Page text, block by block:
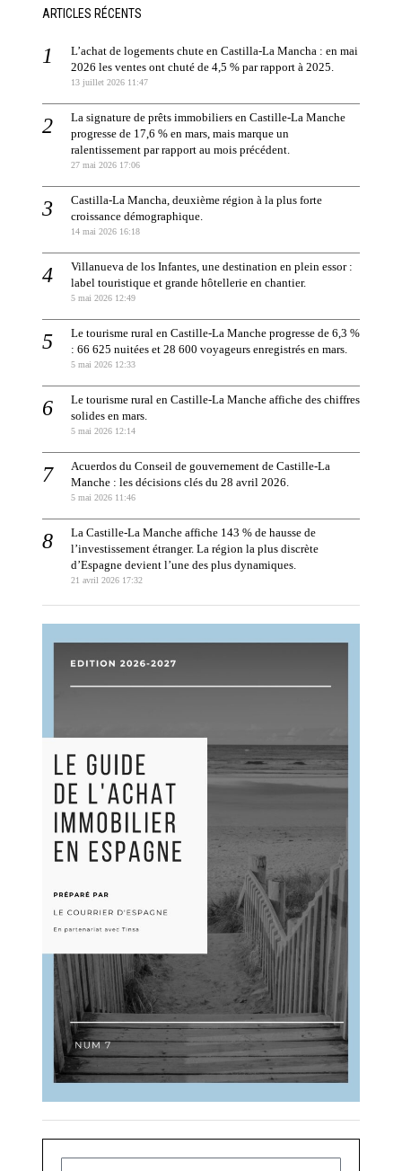
ARTICLES RÉCENTS
L’achat de logements chute en Castilla-La Mancha : en mai
2026 les ventes ont chuté de 4,5 % par rapport à 2025.
13 juillet 2026 11:47
La signature de prêts immobiliers en Castille-La Manche
progresse de 17,6 % en mars, mais marque un
ralentissement par rapport au mois précédent.
27 mai 2026 17:06
Castilla-La Mancha, deuxième région à la plus forte
croissance démographique.
14 mai 2026 16:18
Villanueva de los Infantes, une destination en plein essor :
label touristique et grande hôtellerie en chantier.
5 mai 2026 12:49
Le tourisme rural en Castille-La Manche progresse de 6,3 %
: 66 625 nuitées et 28 600 voyageurs enregistrés en mars.
5 mai 2026 12:33
Le tourisme rural en Castille-La Manche affiche des chiffres
solides en mars.
5 mai 2026 12:14
Acuerdos du Conseil de gouvernement de Castille-La
Manche : les décisions clés du 28 avril 2026.
5 mai 2026 11:46
La Castille-La Manche affiche 143 % de hausse de
l’investissement étranger. La région la plus discrète
d’Espagne devient l’une des plus dynamiques.
21 avril 2026 17:32